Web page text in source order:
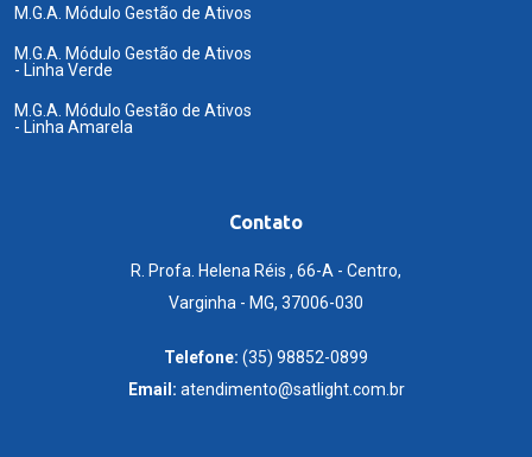
M.G.A. Módulo Gestão de Ativos
M.G.A. Módulo Gestão de Ativos
- Linha Verde
M.G.A. Módulo Gestão de Ativos
- Linha Amarela
Contato
R. Profa. Helena Réis , 66-A - Centro,
Varginha - MG, 37006-030
Telefone: (35) 98852-0899
Email: atendimento@satlight.com.br